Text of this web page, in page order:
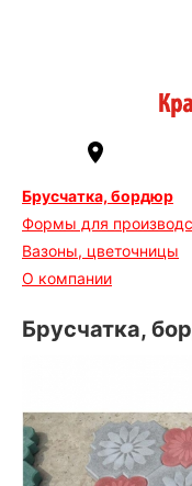
Брусчатка, бордюр
Формы для
Вазоны, цветочницы
О компании
Брусчатка,